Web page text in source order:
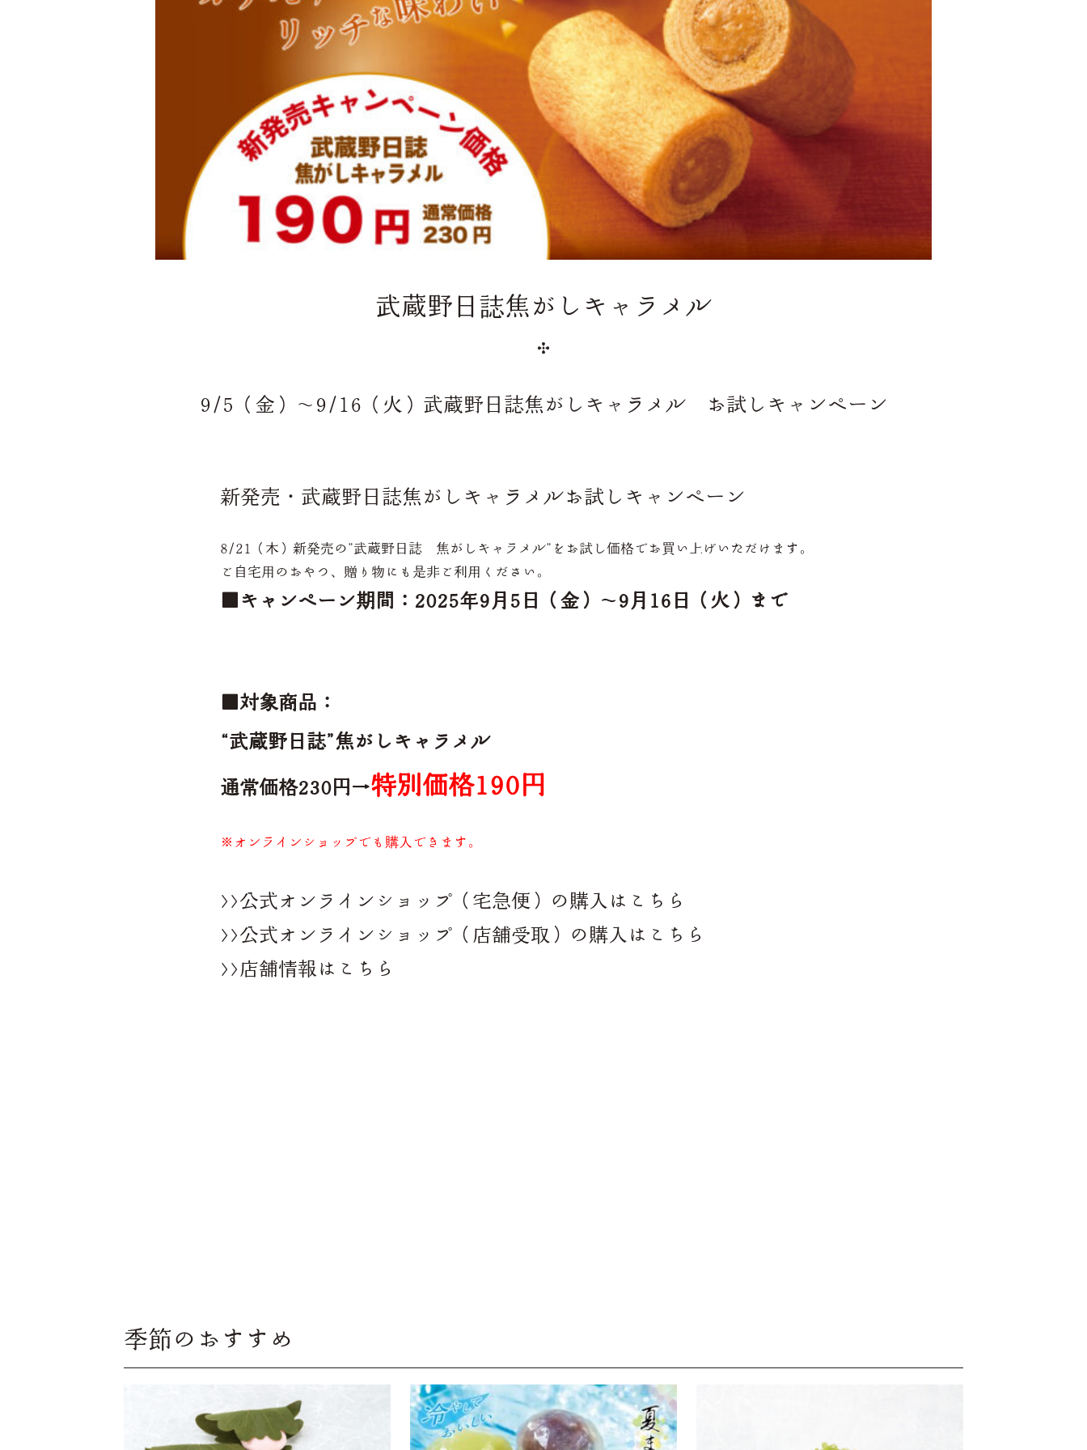
武蔵野日誌焦がしキャラメル
9/5（金）～9/16（火）武蔵野日誌焦がしキャラメル お試しキャンペーン
新発売・武蔵野日誌焦がしキャラメルお試しキャンペーン
8/21（木）新発売の”武蔵野日誌 焦がしキャラメル”をお試し価格でお買い上げいただけます。
ご自宅用のおやつ、贈り物にも是非ご利用ください。
■キャンペーン期間：2025年9月5日（金）～9月16日（火）まで
■対象商品：
“武蔵野日誌”焦がしキャラメル
通常価格230円 →特別価格190円
※オンラインショップでも購入できます。
>>公式オンラインショップ（宅急便）の購入はこちら
>>公式オンラインショップ（店舗受取）の購入はこちら
>>店舗情報はこちら
季節のおすすめ